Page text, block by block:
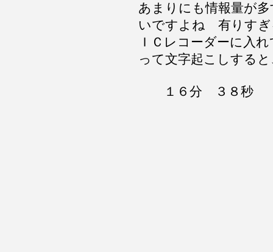
あまりにも情報量が
いですよね 有りすぎ
ＩＣレコーダーに入
って文字起こしする
１６分 ３８